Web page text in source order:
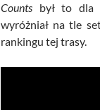
Counts był to dla
wyróżniał na tle
rankingu tej trasy.